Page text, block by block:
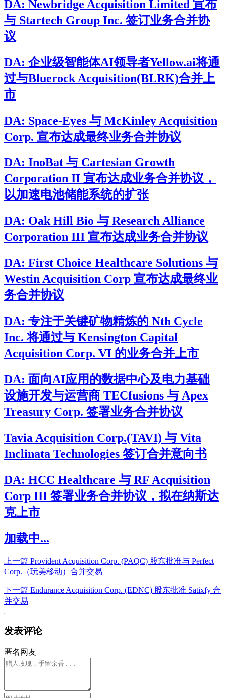
DA: Newbridge Acquisition Limited 宣布
与 Startech Group Inc. 签订业务合并协
议
DA: 企业级智能体AI领导者Yellow.ai将通
过与Bluerock Acquisition(BLRK)合并上
市
DA: Space-Eyes 与 McKinley Acquisition
Corp. 宣布达成最终业务合并协议
DA: InoBat 与 Cartesian Growth
Corporation II 宣布达成业务合并协议，
以加速电池储能系统的扩张
DA: Oak Hill Bio 与 Research Alliance
Corporation III 宣布达成业务合并协议
DA: First Choice Healthcare Solutions 与
Westin Acquisition Corp 宣布达成最终业
务合并协议
DA: 专注于关键矿物精炼的 Nth Cycle
Inc. 将通过与 Kensington Capital
Acquisition Corp. VI 的业务合并上市
DA: 面向AI应用的数据中心及电力基础
设施开发与运营商 TECfusions 与 Apex
Treasury Corp. 签署业务合并协议
Tavia Acquisition Corp.(TAVI) 与 Vita
Inclinata Technologies 签订合并意向书
DA: HCC Healthcare 与 RF Acquisition
Corp III 签署业务合并协议，拟在纳斯达
克上市
加载中...
上一篇 Provident Acquisition Corp. (PAQC) 股东批准与 Perfect
Corp.（玩美移动）合并交易
下一篇 Endurance Acquisition Corp. (EDNC) 股东批准 Satixfy 合
并交易
发表评论
匿名网友